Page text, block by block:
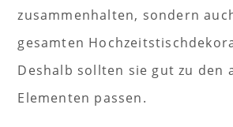
zusammenhalten, sondern
gesamten
Deshalb sollten sie gut zu den
Elementen passen.